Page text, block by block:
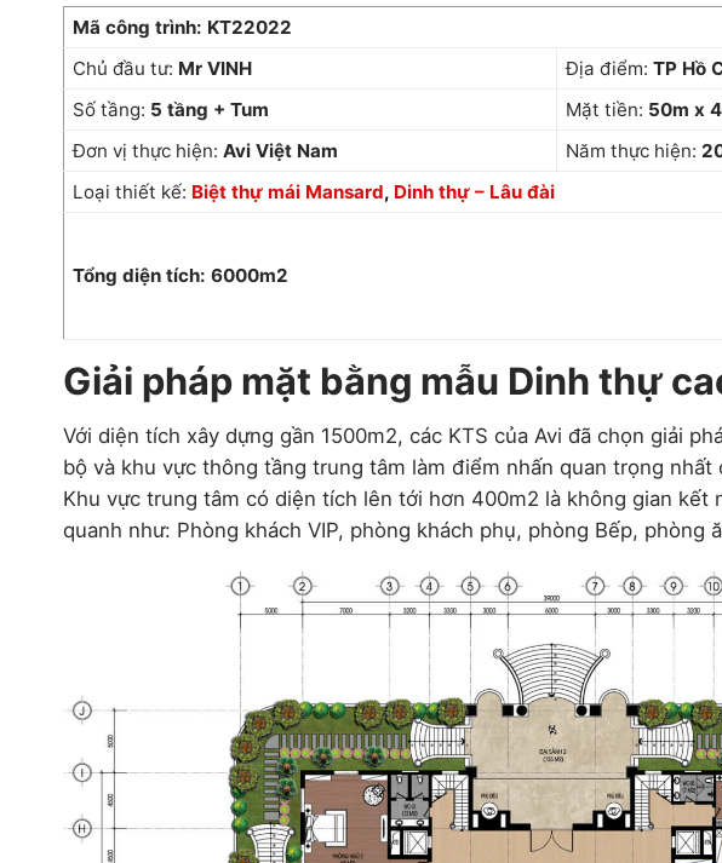
Mã công trình: KT22022
Chủ đầu tư: Mr VINH Địa điểm: TP Hồ
Số tầng: 5 tầng + Tum Mặt tiền: 50m x
Đơn vị thực hiện: Avi Việt Nam Năm thực hiện:
Loại thiết kế: Biệt thự mái Mansard, Dinh thự – Lâu đài
Tổng diện tích: 6000m2
Giải pháp mặt bằng mẫu Dinh thự
Với diện tích xây dựng gần 1500m2, các KTS của Avi đã chọn giải
bộ và khu vực thông tầng trung tâm làm điểm nhấn quan trọng
Khu vực trung tâm có diện tích lên tới hơn 400m2 là không gian kết
quanh như: Phòng khách VIP, phòng khách phụ, phòng Bếp, phòng